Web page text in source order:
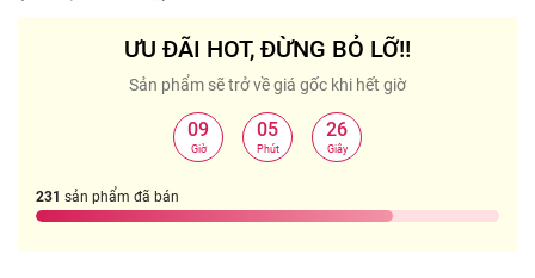
ƯU ĐÃI HOT, ĐỪNG BỎ LỠ!!
Sản phẩm sẽ trở về giá gốc khi hết giờ
09
Giờ
05
Phút
25
Giây
231 sản phẩm đã bán